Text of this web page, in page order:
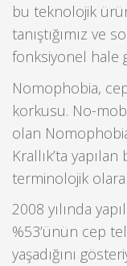
bu teknolojik
tanıştığımız ve
fonksiyonel hale
Nomophobia,
korkusu. No-
olan
Krallık’ta
terminolojik
2008 yılında
%53’ünün cep
yaşadığını